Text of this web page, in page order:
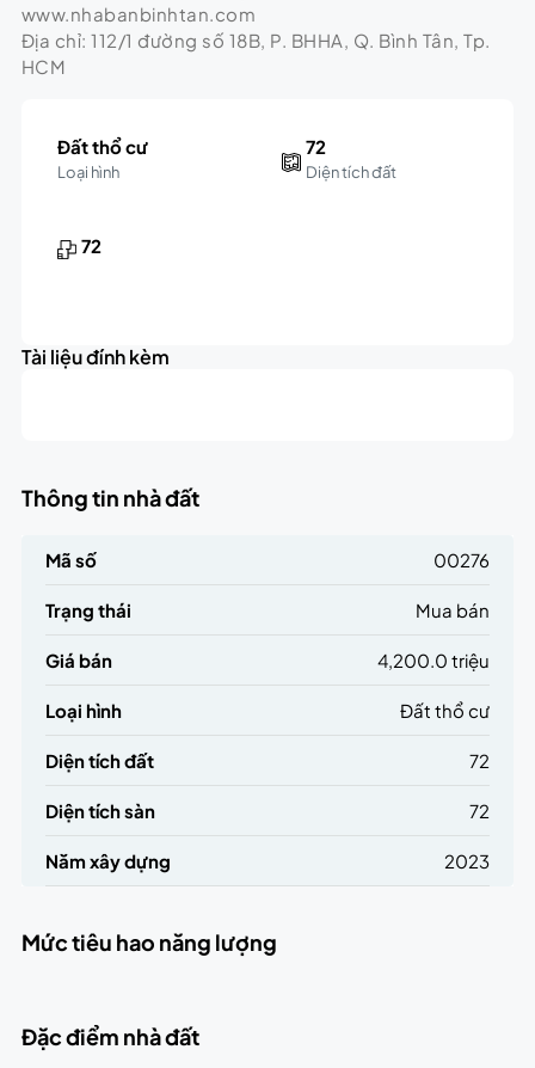
www.nhabanbinhtan.com
Địa chỉ: 112/1 đường số 18B, P. BHHA, Q. Bình Tân, Tp.
HCM
Đất thổ cư
Loại hình
72
Diện tích đất
72
Tài liệu đính kèm
Thông tin nhà đất
Mã số 00276
Trạng thái Mua bán
Giá bán 4,200.0 triệu
Loại hình Đất thổ cư
Diện tích đất 72
Diện tích sàn 72
Năm xây dựng 2023
Mức tiêu hao năng lượng
Đặc điểm nhà đất